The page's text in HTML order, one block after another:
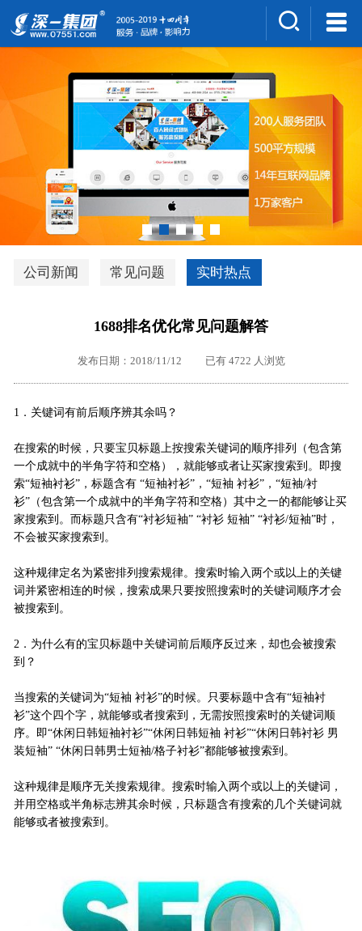
集团介绍
人才招聘
案例展示
新闻中心
深一风采
联系我们
深优通系统V3.0
深一集团优势
外地客户专栏
公司新闻 常见问题 实时热点
1688排名优化常见问题解答
发布日期：2018/11/12 已有 4722 人浏览
1．关键词有前后顺序辨其余吗？
在搜索的时候，只要宝贝标题上按搜索关键词的顺序排列（包含第
一个成就中的半角字符和空格），就能够或者让买家搜索到。即搜
索“短袖衬衫”，标题含有 “短袖衬衫”，“短袖 衬衫”，“短袖/衬
衫”（包含第一个成就中的半角字符和空格）其中之一的都能够让买
家搜索到。而标题只含有“衬衫短袖” “衬衫 短袖” “衬衫/短袖”时，
不会被买家搜索到。
这种规律定名为紧密排列搜索规律。搜索时输入两个或以上的关键
词并紧密相连的时候，搜索成果只要按照搜索时的关键词顺序才会
被搜索到。
2．为什么有的宝贝标题中关键词前后顺序反过来，却也会被搜索
到？
当搜索的关键词为“短袖 衬衫”的时候。只要标题中含有“短袖衬
衫”这个四个字，就能够或者搜索到，无需按照搜索时的关键词顺
序。即“休闲日韩短袖衬衫”“休闲日韩短袖 衬衫”“休闲日韩衬衫 男
装短袖” “休闲日韩男士短袖/格子衬衫”都能够被搜索到。
这种规律是顺序无关搜索规律。搜索时输入两个或以上的关键词，
并用空格或半角标志辨其余时候，只标题含有搜索的几个关键词就
能够或者被搜索到。